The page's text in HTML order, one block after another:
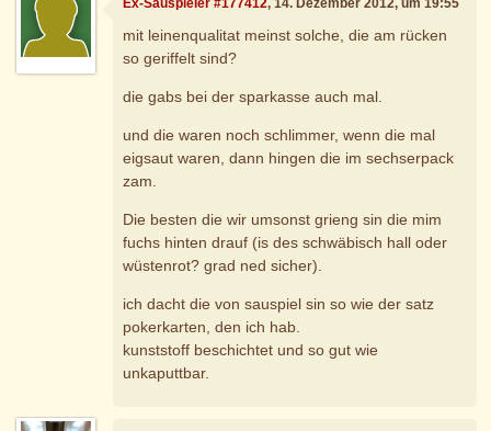
mit leinenqualitat meinst solche, die am rücken
so geriffelt sind?
die gabs bei der sparkasse auch mal.
und die waren noch schlimmer, wenn die mal
eigsaut waren, dann hingen die im sechserpack
zam.
Die besten die wir umsonst grieng sin die mim
fuchs hinten drauf (is des schwäbisch hall oder
wüstenrot? grad ned sicher).
ich dacht die von sauspiel sin so wie der satz
pokerkarten, den ich hab.
kunststoff beschichtet und so gut wie
unkaputtbar.